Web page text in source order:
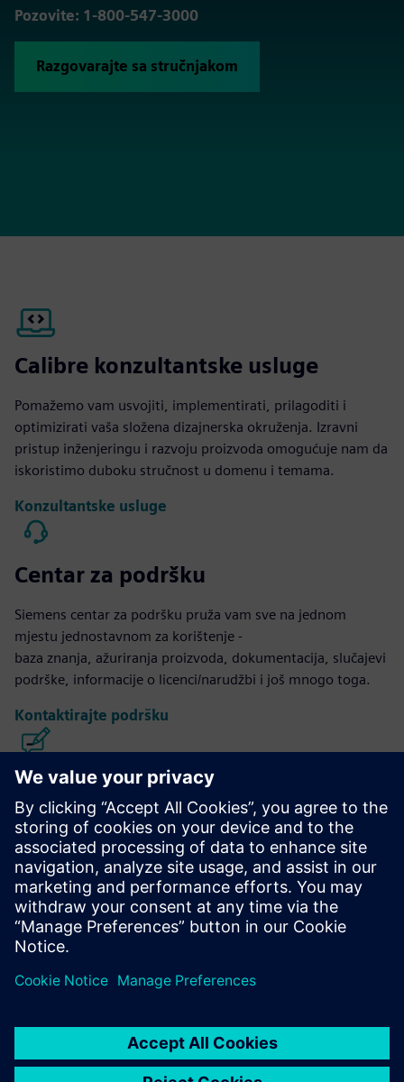
Pozovite: 1-800-547-3000
Razgovarajte sa stručnjakom
Calibre konzultantske usluge
Pomažemo vam usvojiti, implementirati, prilagoditi i
optimizirati vaša složena dizajnerska okruženja. Izravni
pristup inženjeringu i razvoju proizvoda omogućuje nam da
iskoristimo duboku stručnost u domenu i temama.
Konzultantske usluge
Centar za podršku
Siemens centar za podršku pruža vam sve na jednom
mjestu jednostavnom za korištenje -
baza znanja, ažuriranja proizvoda, dokumentacija, slučajevi
podrške, informacije o licenci/narudžbi i još mnogo toga.
Kontaktirajte podršku
Kalibar IC dizajn i proizvodnja
Paket alata Calibre pruža preciznu, učinkovitu,
sveobuhvatnu provjeru i optimizaciju IC-a u svim procesnim
čvorovima i stilovima dizajna uz minimiziranje korištenja
resursa i rasporeda snimanja.
Učite od stručnjaka